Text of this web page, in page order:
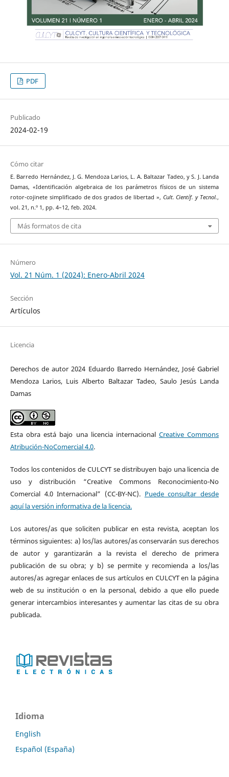
PDF
Publicado
2024-02-19
Cómo citar
E. Barredo Hernández, J. G. Mendoza Larios, L. A. Baltazar Tadeo, y S. J. Landa
Damas, «Identificación algebraica de los parámetros físicos de un sistema
rotor-cojinete simplificado de dos grados de libertad », Cult. Científ. y Tecnol.,
vol. 21, n.º 1, pp. 4–12, feb. 2024.
Más formatos de cita
Número
Vol. 21 Núm. 1 (2024): Enero-Abril 2024
Sección
Artículos
Licencia
Derechos de autor 2024 Eduardo Barredo Hernández, José Gabriel
Mendoza Larios, Luis Alberto Baltazar Tadeo, Saulo Jesús Landa
Damas
Esta obra está bajo una licencia internacional Creative Commons
Atribución-NoComercial 4.0.
Todos los contenidos de CULCYT se distribuyen bajo una licencia de
uso y distribución “Creative Commons Reconocimiento-No
Comercial 4.0 Internacional” (CC-BY-NC). Puede consultar desde
aquí la versión informativa de la licencia.
Los autores/as que soliciten publicar en esta revista, aceptan los
términos siguientes: a) los/las autores/as conservarán sus derechos
de autor y garantizarán a la revista el derecho de primera
publicación de su obra; y b) se permite y recomienda a los/las
autores/as agregar enlaces de sus artículos en CULCYT en la página
web de su institución o en la personal, debido a que ello puede
generar intercambios interesantes y aumentar las citas de su obra
publicada.
Idioma
English
Español (España)